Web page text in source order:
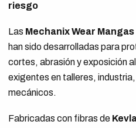
riesgo
Las Mechanix Wear
han sido desarrolladas para
cortes, abrasión y exposición
exigentes en talleres,
mecánicos.
Fabricadas con fibras de